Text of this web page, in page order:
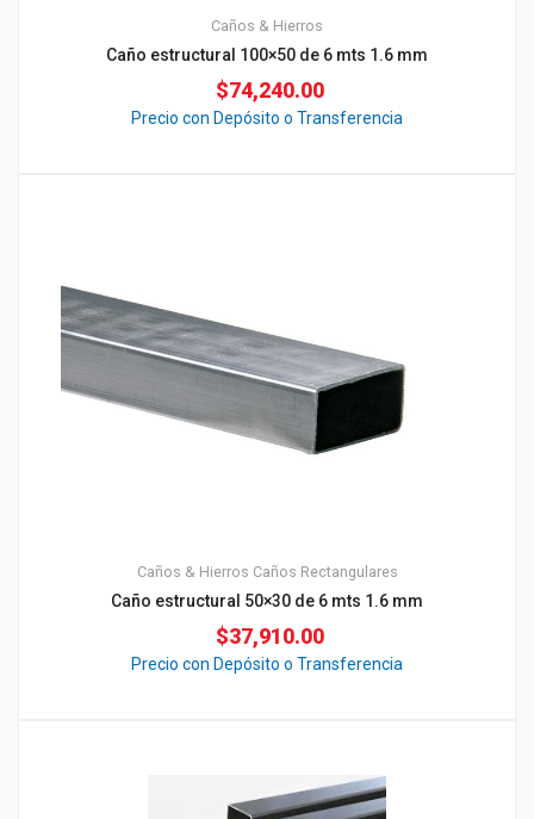
Caños & Hierros
Caño estructural 100×50 de 6 mts 1.6 mm
$74,240.00
Precio con Depósito o Transferencia
Caños & Hierros Caños Rectangulares
Caño estructural 50×30 de 6 mts 1.6 mm
$37,910.00
Precio con Depósito o Transferencia